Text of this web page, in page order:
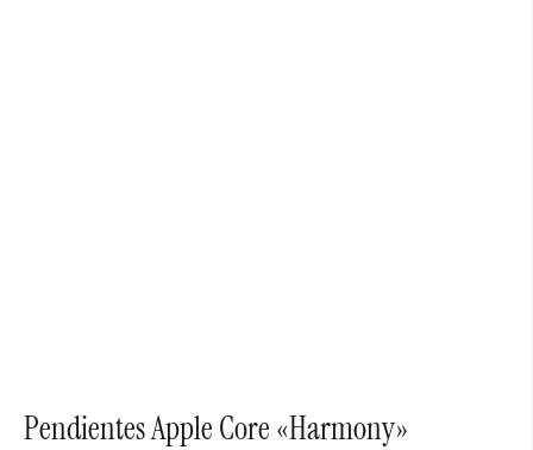
Pendientes Apple Core «Harmony»